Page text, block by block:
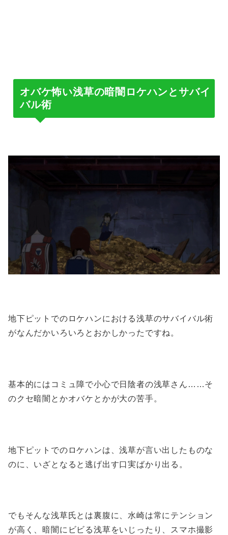
オバケ怖い浅草の暗闇ロケハンとサバイ
バル術
地下ピットでのロケハンにおける浅草のサバイバル術
がなんだかいろいろとおかしかったですね。
基本的にはコミュ障で小心で日陰者の浅草さん……そ
のクセ暗闇とかオバケとかが大の苦手。
地下ピットでのロケハンは、浅草が言い出したものな
のに、いざとなると逃げ出す口実ばかり出る。
でもそんな浅草氏とは裏腹に、水崎は常にテンション
が高く、暗闇にビビる浅草をいじったり、スマホ撮影